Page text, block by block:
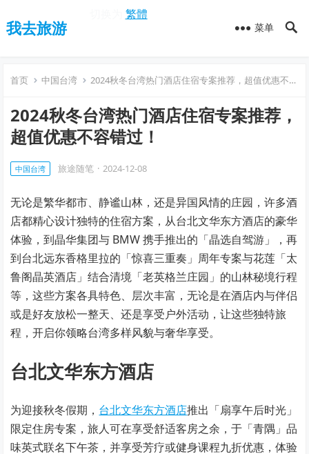
繁體
我去旅游 菜单
首页 中国台湾 2024秋冬台湾热门酒店住宿专案推荐，超值优惠不容错过！
2024秋冬台湾热门酒店住宿专案推荐，
超值优惠不容错过！
中国台湾 旅途随笔 · 2024-12-08
无论是繁华都市、静谧山林，还是异国风情的庄园，许多酒
店都精心设计独特的住宿方案，从台北文华东方酒店的豪华
体验，到晶华集团与 BMW 携手推出的「晶选自驾游」，再
到台北远东香格里拉的「惊喜三重奏」周年专案与花莲「太
鲁阁晶英酒店」结合清境「老英格兰庄园」的山林秘境行程
等，这些方案各具特色、层次丰富，无论是在酒店内与伴侣
或是好友放松一整天、还是享受户外活动，让这些独特旅
程，开启你领略台湾多样风貌与奢华享受。
台北文华东方酒店
为迎接秋冬假期， 台北文华东方酒店推出「扇享午后时光」
限定住房专案，旅人可在享受舒适客房之余，于「青隅」品
味英式联名下午茶，并享受芳疗或健身课程九折优惠，体验